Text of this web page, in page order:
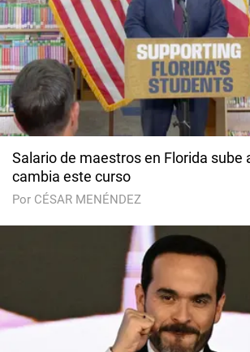
Salario de maestros en Florida sube
cambia este curso
Por CÉSAR MENÉNDEZ